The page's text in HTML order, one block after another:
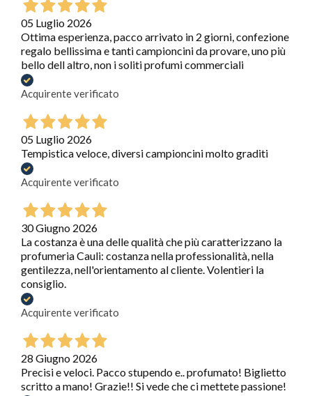
05 Luglio 2026
Ottima esperienza, pacco arrivato in 2 giorni, confezione
regalo bellissima e tanti campioncini da provare, uno più
bello dell altro, non i soliti profumi commerciali
Acquirente verificato
05 Luglio 2026
Tempistica veloce, diversi campioncini molto graditi
Acquirente verificato
30 Giugno 2026
La costanza è una delle qualità che più caratterizzano la
profumeria Cauli: costanza nella professionalità, nella
gentilezza, nell'orientamento al cliente. Volentieri la
consiglio.
Acquirente verificato
28 Giugno 2026
Precisi e veloci. Pacco stupendo e.. profumato! Biglietto
scritto a mano! Grazie!! Si vede che ci mettete passione!